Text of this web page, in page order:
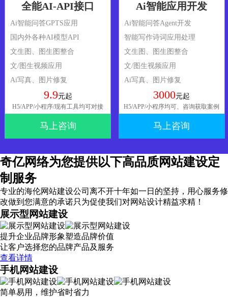
全能AI-API接口
Ai智能问答GPTS应用
国内外各种AI模型API
文生图、图生图整合
文/图生视频应用
Ai写真、图片修复
9.9元起
H5/APP/小程序/现有工具均可对接
马上咨询
Ai智能应用开发
Ai智能问答Agent开发
智能写作诗词应用处理
文生图、图生图整合
文/图生视频应用
Ai写真、图片修复
3000元起
H5/APP/小程序均可、咨询获取案例
马上咨询
奇亿网络为您提供以下高品质网站建设定
制服务
专业的海伦网站建设公司离不开十年如一日的坚持， 用心服务修
改做到您满意的承诺只为促使我们对网站设计精益求精！
展示型网站建设
提升企业品牌形象塑造品牌价值
让客户选择您的品牌产品及服务
查看详情
手机网站建设
简单易用，维护省时省力